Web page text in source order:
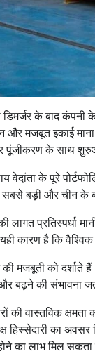
डिमर्जर के बाद
और मजबूत इकाई
पूंजीकरण के साथ
वेदांता के पूरे
बड़ी और चीन के
लागत प्रतिस्पर्धा
कारण है कि वैश्विक
मजबूती को दर्शाते
बढ़ने की संभावना
की वास्तविक
हिस्सेदारी का
का लाभ मिल सकता